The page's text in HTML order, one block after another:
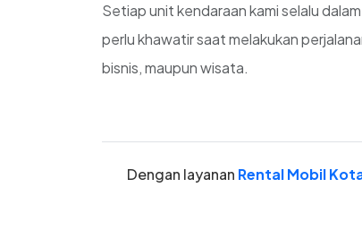
Setiap unit kendaraan kami selalu
perlu khawatir saat melakukan
bisnis, maupun wisata.
Dengan layanan Rental Mobil